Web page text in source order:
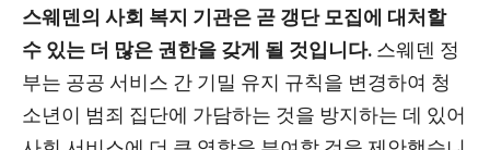
스웨덴의 사회 복지 기관은 곧 갱단 모집에 대처할
수 있는 더 많은 권한을 갖게 될 것입니다.스웨덴 정
부는 공공 서비스 간 기밀 유지 규칙을 변경하여 청
소년이 범죄 집단에 가담하는 것을 방지하는 데 있어